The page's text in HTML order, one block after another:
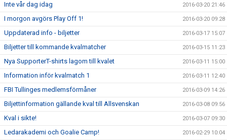
Inte vår dag idag 2016-03-20 21:46
I morgon avgörs Play Off 1! 2016-03-20 09:28
Uppdaterad info - biljetter 2016-03-17 15:07
Biljetter till kommande kvalmatcher 2016-03-15 11:23
Nya SupporterT-shirts lagom till kvalet 2016-03-11 15:00
Information inför kvalmatch 1 2016-03-11 12:40
FBI Tullinges medlemsförmåner 2016-03-09 14:26
Biljettinformation gällande kval till Allsvenskan 2016-03-08 09:56
Kval i sikte! 2016-03-07 09:30
Ledarakademi och Goalie Camp! 2016-02-29 10:04